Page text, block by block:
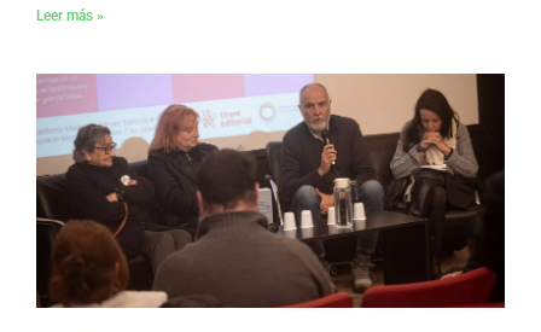
Leer más »